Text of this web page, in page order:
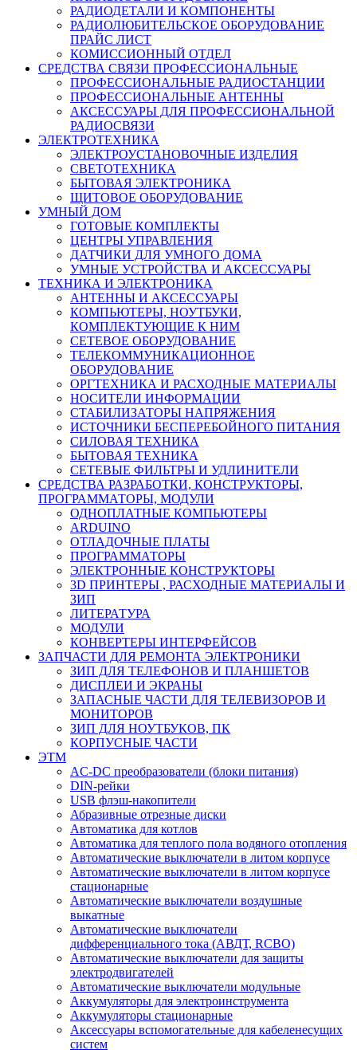
РАДИОДЕТАЛИ И КОМПОНЕНТЫ
РАДИОЛЮБИТЕЛЬСКОЕ ОБОРУДОВАНИЕ
ПРАЙС ЛИСТ
КОМИССИОННЫЙ ОТДЕЛ
СРЕДСТВА СВЯЗИ ПРОФЕССИОНАЛЬНЫЕ
ПРОФЕССИОНАЛЬНЫЕ РАДИОСТАНЦИИ
ПРОФЕССИОНАЛЬНЫЕ АНТЕННЫ
АКСЕССУАРЫ ДЛЯ ПРОФЕССИОНАЛЬНОЙ
РАДИОСВЯЗИ
ЭЛЕКТРОТЕХНИКА
ЭЛЕКТРОУСТАНОВОЧНЫЕ ИЗДЕЛИЯ
СВЕТОТЕХНИКА
БЫТОВАЯ ЭЛЕКТРОНИКА
ЩИТОВОЕ ОБОРУДОВАНИЕ
УМНЫЙ ДОМ
ГОТОВЫЕ КОМПЛЕКТЫ
ЦЕНТРЫ УПРАВЛЕНИЯ
ДАТЧИКИ ДЛЯ УМНОГО ДОМА
УМНЫЕ УСТРОЙСТВА И АКСЕССУАРЫ
ТЕХНИКА И ЭЛЕКТРОНИКА
АНТЕННЫ И АКСЕССУАРЫ
КОМПЬЮТЕРЫ, НОУТБУКИ,
КОМПЛЕКТУЮЩИЕ К НИМ
СЕТЕВОЕ ОБОРУДОВАНИЕ
ТЕЛЕКОММУНИКАЦИОННОЕ
ОБОРУДОВАНИЕ
ОРГТЕХНИКА И РАСХОДНЫЕ МАТЕРИАЛЫ
НОСИТЕЛИ ИНФОРМАЦИИ
СТАБИЛИЗАТОРЫ НАПРЯЖЕНИЯ
ИСТОЧНИКИ БЕСПЕРЕБОЙНОГО ПИТАНИЯ
СИЛОВАЯ ТЕХНИКА
БЫТОВАЯ ТЕХНИКА
СЕТЕВЫЕ ФИЛЬТРЫ И УДЛИНИТЕЛИ
СРЕДСТВА РАЗРАБОТКИ, КОНСТРУКТОРЫ,
ПРОГРАММАТОРЫ, МОДУЛИ
ОДНОПЛАТНЫЕ КОМПЬЮТЕРЫ
ARDUINO
ОТЛАДОЧНЫЕ ПЛАТЫ
ПРОГРАММАТОРЫ
ЭЛЕКТРОННЫЕ КОНСТРУКТОРЫ
3D ПРИНТЕРЫ , РАСХОДНЫЕ МАТЕРИАЛЫ И
ЗИП
ЛИТЕРАТУРА
МОДУЛИ
КОНВЕРТЕРЫ ИНТЕРФЕЙСОВ
ЗАПЧАСТИ ДЛЯ РЕМОНТА ЭЛЕКТРОНИКИ
ЗИП ДЛЯ ТЕЛЕФОНОВ И ПЛАНШЕТОВ
ДИСПЛЕИ И ЭКРАНЫ
ЗАПАСНЫЕ ЧАСТИ ДЛЯ ТЕЛЕВИЗОРОВ И
МОНИТОРОВ
ЗИП ДЛЯ НОУТБУКОВ, ПК
КОРПУСНЫЕ ЧАСТИ
ЭТМ
AC-DC преобразователи (блоки питания)
DIN-рейки
USB флэш-накопители
Абразивные отрезные диски
Автоматика для котлов
Автоматика для теплого пола водяного отопления
Автоматические выключатели в литом корпусе
Автоматические выключатели в литом корпусе
стационарные
Автоматические выключатели воздушные
выкатные
Автоматические выключатели
дифференциального тока (АВДТ, RCBO)
Автоматические выключатели для защиты
электродвигателей
Автоматические выключатели модульные
Аккумуляторы для электроинструмента
Аккумуляторы стационарные
Аксессуары вспомогательные для кабеленесущих
систем